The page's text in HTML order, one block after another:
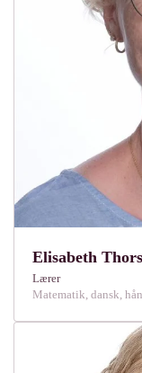
Elisabeth
Lærer
Matematik, dansk,